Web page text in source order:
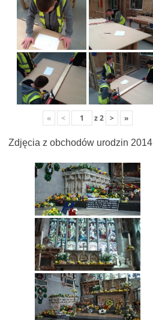
« < z2 > »
Zdjęcia z obchodów urodzin 2014